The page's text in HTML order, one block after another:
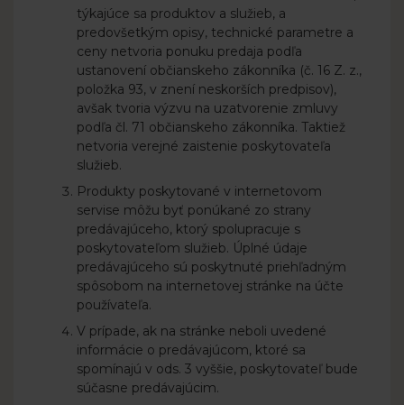
týkajúce sa produktov a služieb, a
predovšetkým opisy, technické parametre a
ceny netvoria ponuku predaja podľa
ustanovení občianskeho zákonníka (č. 16 Z. z.,
položka 93, v znení neskorších predpisov),
avšak tvoria výzvu na uzatvorenie zmluvy
podľa čl. 71 občianskeho zákonníka. Taktiež
netvoria verejné zaistenie poskytovateľa
služieb.
Produkty poskytované v internetovom
servise môžu byť ponúkané zo strany
predávajúceho, ktorý spolupracuje s
poskytovateľom služieb. Úplné údaje
predávajúceho sú poskytnuté priehľadným
spôsobom na internetovej stránke na účte
používateľa.
V prípade, ak na stránke neboli uvedené
informácie o predávajúcom, ktoré sa
spomínajú v ods. 3 vyššie, poskytovateľ bude
súčasne predávajúcim.